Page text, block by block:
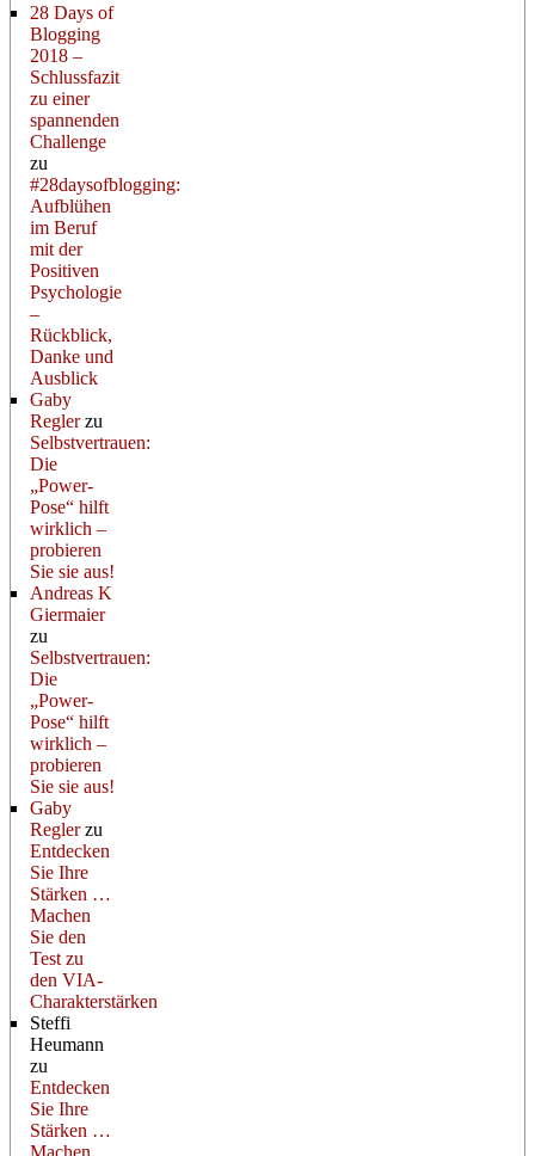
28 Days of
Blogging
2018 –
Schlussfazit
zu einer
spannenden
Challenge
zu
#28daysofblogging:
Aufblühen
im Beruf
mit der
Positiven
Psychologie
–
Rückblick,
Danke und
Ausblick
Gaby
Reglerzu
Selbstvertrauen:
Die
„Power-
Pose“ hilft
wirklich –
probieren
Sie sie aus!
Andreas K
Giermaier
zu
Selbstvertrauen:
Die
„Power-
Pose“ hilft
wirklich –
probieren
Sie sie aus!
Gaby
Reglerzu
Entdecken
Sie Ihre
Stärken …
Machen
Sie den
Test zu
den VIA-
Charakterstärken
Steffi
Heumann
zu
Entdecken
Sie Ihre
Stärken …
Machen